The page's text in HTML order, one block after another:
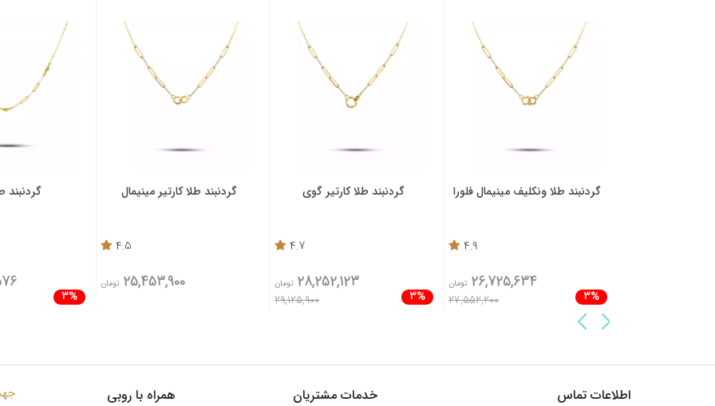
گردنبند طلا ونکلیف مینیمال فلورا
4.9
3%
26,725,634 تومان
27,552,200
گردنبند طلا کارتیر گوی
4.7
3%
28,252,123 تومان
29,125,900
گردنبند طلا کارتیر مینیمال
4.5
25,453,900 تومان
گردنبند
3%
اطلاعات تماس خدمات مشتریان همراه با روبی